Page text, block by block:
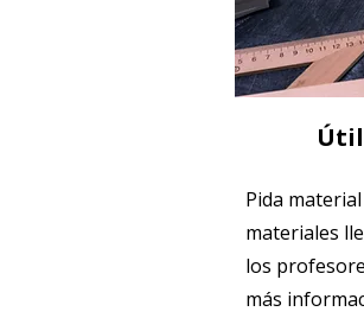
Pida
materiales
los
más